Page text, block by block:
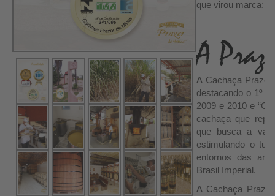
que virou marca:
A Cachaça
destacando o 1º
2009 e 2010 e
cachaça que
que busca a
estimulando o
entornos das
Brasil Imperial.
A Cachaça